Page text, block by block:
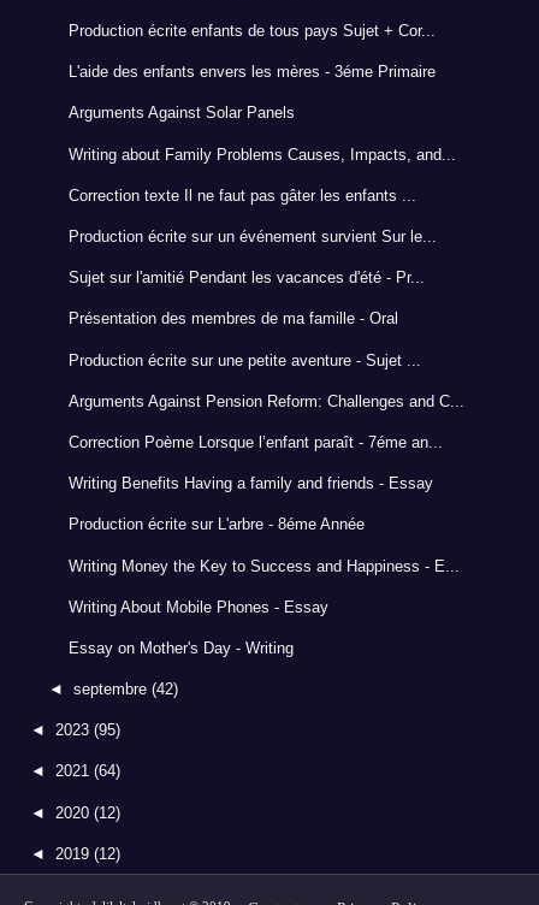
Production écrite enfants de tous pays Sujet + Cor...
L'aide des enfants envers les mères - 3éme Primaire
Arguments Against Solar Panels
Writing about Family Problems Causes, Impacts, and...
Correction texte Il ne faut pas gâter les enfants ...
Production écrite sur un événement survient Sur le...
Sujet sur l'amitié Pendant les vacances d'été - Pr...
Présentation des membres de ma famille - Oral
Production écrite sur une petite aventure - Sujet ...
Arguments Against Pension Reform: Challenges and C...
Correction Poème Lorsque l’enfant paraît - 7éme an...
Writing Benefits Having a family and friends - Essay
Production écrite sur L'arbre - 8éme Année
Writing Money the Key to Success and Happiness - E...
Writing About Mobile Phones - Essay
Essay on Mother's Day - Writing
◄septembre(42)
◄ 2023 (95)
◄ 2021 (64)
◄ 2020 (12)
◄ 2019 (12)